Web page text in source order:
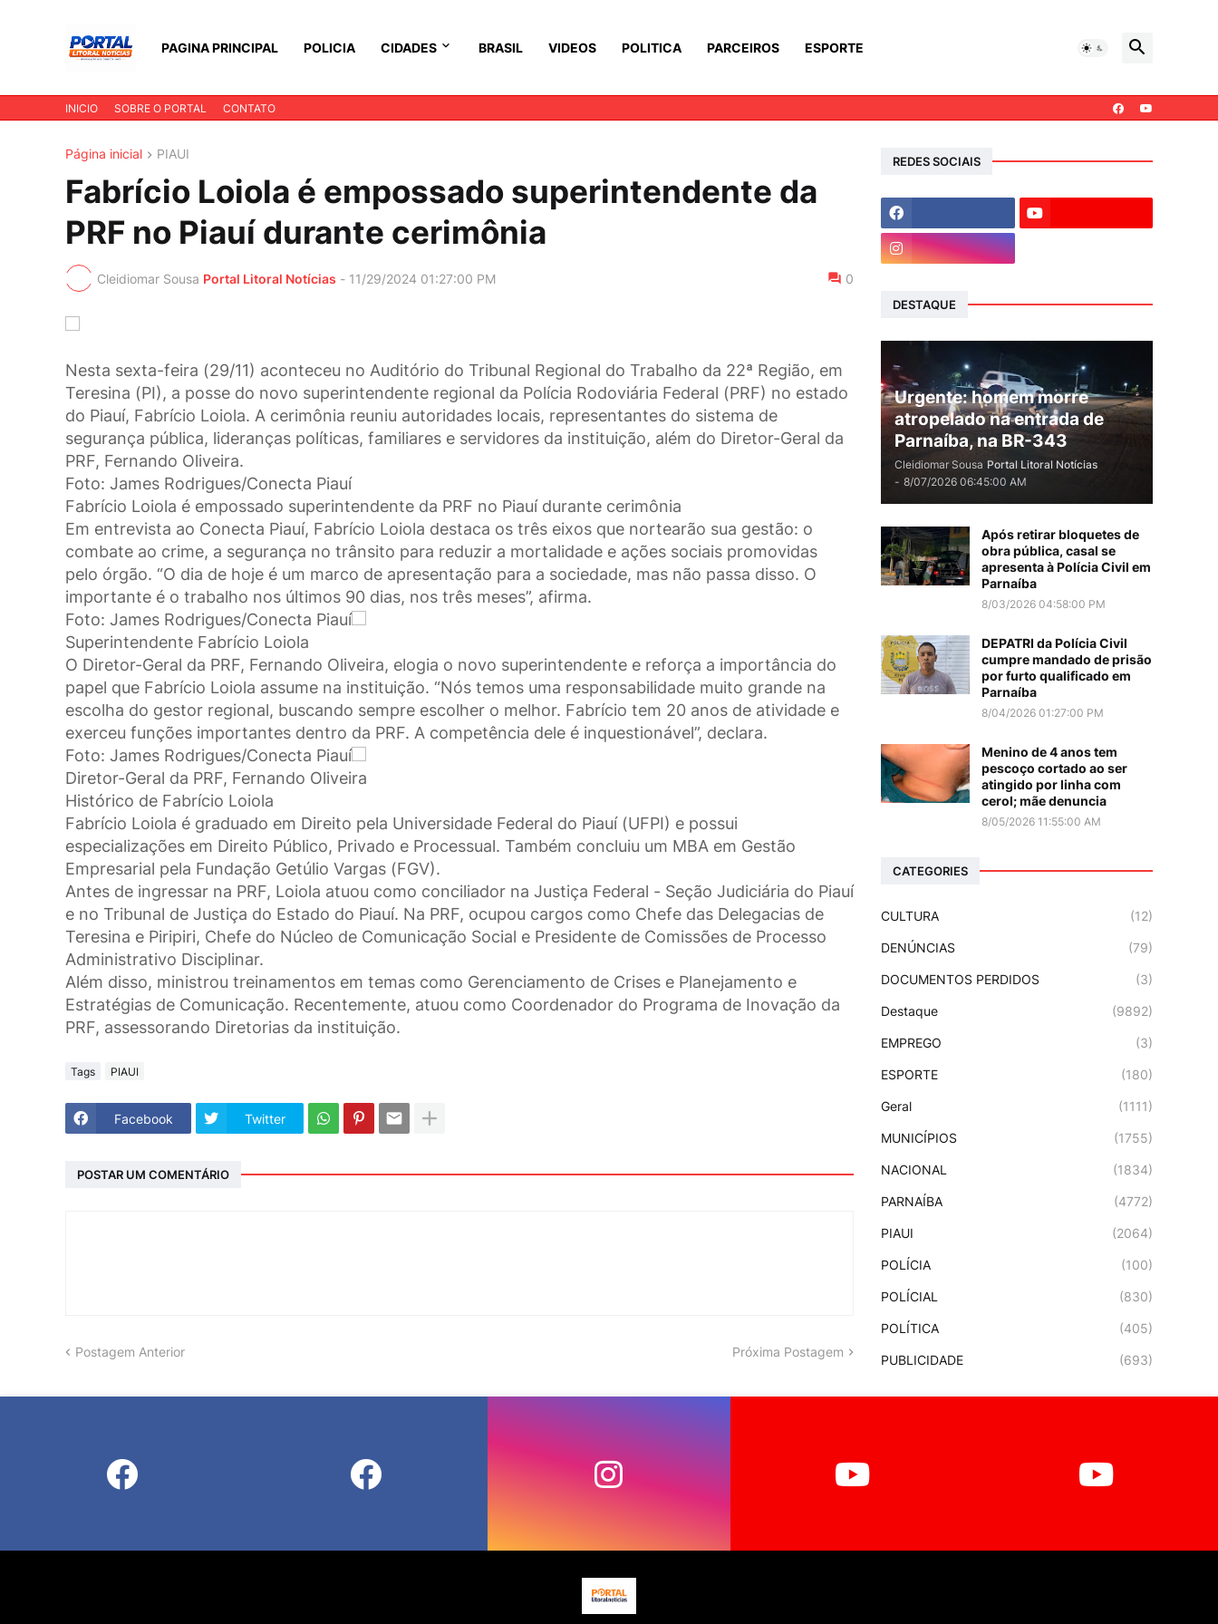
PAGINA PRINCIPAL POLICIA CIDADES BRASIL VIDEOS POLITICA PARCEIROS ESPORTE
INICIO SOBRE O PORTAL CONTATO
Página inicial PIAUI
Fabrício Loiola é empossado superintendente da
PRF no Piauí durante cerimônia
Cleidiomar Sousa Portal Litoral Notícias - 11/29/2024 01:27:00 PM 0
Nesta sexta-feira (29/11) aconteceu no Auditório do Tribunal Regional do Trabalho da 22ª Região, em
Teresina (PI), a posse do novo superintendente regional da Polícia Rodoviária Federal (PRF) no estado
do Piauí, Fabrício Loiola. A cerimônia reuniu autoridades locais, representantes do sistema de
segurança pública, lideranças políticas, familiares e servidores da instituição, além do Diretor-Geral da
PRF, Fernando Oliveira.
Foto: James Rodrigues/Conecta Piauí
Fabrício Loiola é empossado superintendente da PRF no Piauí durante cerimônia
Em entrevista ao Conecta Piauí, Fabrício Loiola destaca os três eixos que nortearão sua gestão: o
combate ao crime, a segurança no trânsito para reduzir a mortalidade e ações sociais promovidas
pelo órgão. “O dia de hoje é um marco de apresentação para a sociedade, mas não passa disso. O
importante é o trabalho nos últimos 90 dias, nos três meses”, afirma.
Foto: James Rodrigues/Conecta Piauí
Superintendente Fabrício Loiola
O Diretor-Geral da PRF, Fernando Oliveira, elogia o novo superintendente e reforça a importância do
papel que Fabrício Loiola assume na instituição. “Nós temos uma responsabilidade muito grande na
escolha do gestor regional, buscando sempre escolher o melhor. Fabrício tem 20 anos de atividade e
exerceu funções importantes dentro da PRF. A competência dele é inquestionável”, declara.
Foto: James Rodrigues/Conecta Piauí
Diretor-Geral da PRF, Fernando Oliveira
Histórico de Fabrício Loiola
Fabrício Loiola é graduado em Direito pela Universidade Federal do Piauí (UFPI) e possui
especializações em Direito Público, Privado e Processual. Também concluiu um MBA em Gestão
Empresarial pela Fundação Getúlio Vargas (FGV).
Antes de ingressar na PRF, Loiola atuou como conciliador na Justiça Federal - Seção Judiciária do Piauí
e no Tribunal de Justiça do Estado do Piauí. Na PRF, ocupou cargos como Chefe das Delegacias de
Teresina e Piripiri, Chefe do Núcleo de Comunicação Social e Presidente de Comissões de Processo
Administrativo Disciplinar.
Além disso, ministrou treinamentos em temas como Gerenciamento de Crises e Planejamento e
Estratégias de Comunicação. Recentemente, atuou como Coordenador do Programa de Inovação da
PRF, assessorando Diretorias da instituição.
Tags PIAUI
Facebook Twitter
POSTAR UM COMENTÁRIO
Postagem Anterior Próxima Postagem
REDES SOCIAIS
DESTAQUE
Urgente: homem morre
atropelado na entrada de
Parnaíba, na BR-343
Cleidiomar Sousa Portal Litoral Notícias
- 8/07/2026 06:45:00 AM
Após retirar bloquetes de
obra pública, casal se
apresenta à Polícia Civil em
Parnaíba
8/03/2026 04:58:00 PM
DEPATRI da Polícia Civil
cumpre mandado de prisão
por furto qualificado em
Parnaíba
8/04/2026 01:27:00 PM
Menino de 4 anos tem
pescoço cortado ao ser
atingido por linha com
cerol; mãe denuncia
8/05/2026 11:55:00 AM
CATEGORIES
CULTURA (12)
DENÚNCIAS (79)
DOCUMENTOS PERDIDOS (3)
Destaque (9892)
EMPREGO (3)
ESPORTE (180)
Geral (1111)
MUNICÍPIOS (1755)
NACIONAL (1834)
PARNAÍBA (4772)
PIAUI (2064)
POLÍCIA (100)
POLÍCIAL (830)
POLÍTICA (405)
PUBLICIDADE (693)